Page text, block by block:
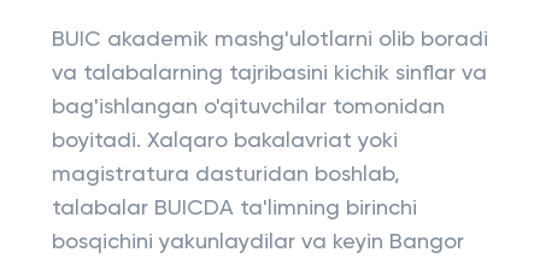
BUIC akademik mashg'ulotlarni olib boradi
va talabalarning tajribasini kichik sinflar va
bag'ishlangan o'qituvchilar tomonidan
boyitadi. Xalqaro bakalavriat yoki
magistratura dasturidan boshlab,
talabalar BUICDA ta'limning birinchi
bosqichini yakunlaydilar va keyin Bangor